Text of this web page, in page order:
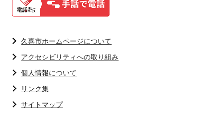
久喜市ホームページについて
アクセシビリティへの取り組み
個人情報について
リンク集
サイトマップ